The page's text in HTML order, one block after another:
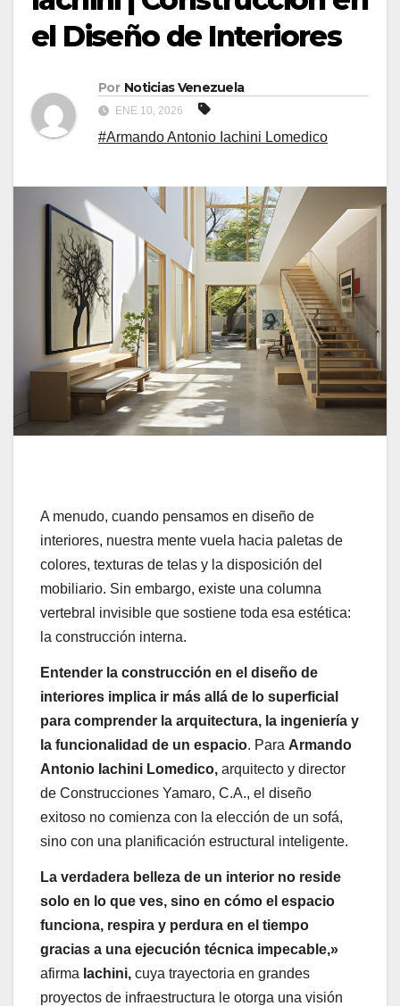
el Diseño de Interiores
Por Noticias Venezuela
ENE 10, 2026
#Armando Antonio Iachini Lomedico
A menudo, cuando pensamos en diseño de
interiores, nuestra mente vuela hacia paletas de
colores, texturas de telas y la disposición del
mobiliario. Sin embargo, existe una columna
vertebral invisible que sostiene toda esa estética:
la construcción interna.
Entender la construcción en el diseño de
interiores implica ir más allá de lo superficial
para comprender la arquitectura, la ingeniería y
la funcionalidad de un espacio. Para Armando
Antonio Iachini Lomedico, arquitecto y director
de Construcciones Yamaro, C.A., el diseño
exitoso no comienza con la elección de un sofá,
sino con una planificación estructural inteligente.
La verdadera belleza de un interior no reside
solo en lo que ves, sino en cómo el espacio
funciona, respira y perdura en el tiempo
gracias a una ejecución técnica impecable,»
afirma Iachini, cuya trayectoria en grandes
proyectos de infraestructura le otorga una visión